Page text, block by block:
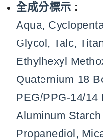
全成分標示 :
Aqua,
Glycol, Talc,
Ethylhexyl
Quaternium-18
PEG/PPG-14/14
Aluminum
Propanediol,